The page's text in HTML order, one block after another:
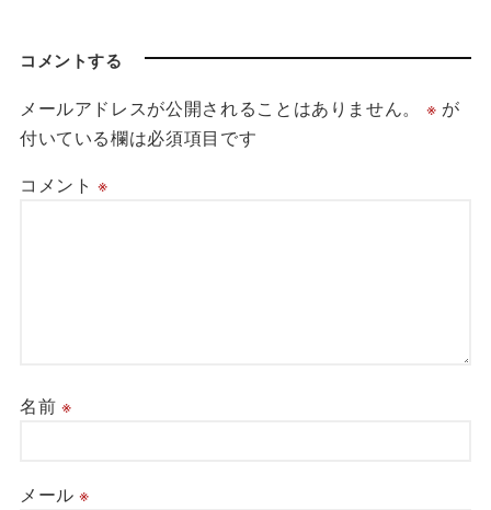
コメントする
メールアドレスが公開されることはありません。 ※ が
付いている欄は必須項目です
コメント※
名前 ※
メール※